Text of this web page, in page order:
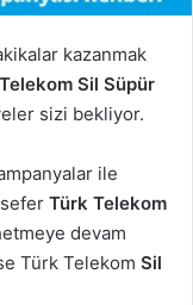
kazanmak
Sil Süpür
sizi bekliyor.
ile
Türk Telekom
devam
Türk Telekom Sil